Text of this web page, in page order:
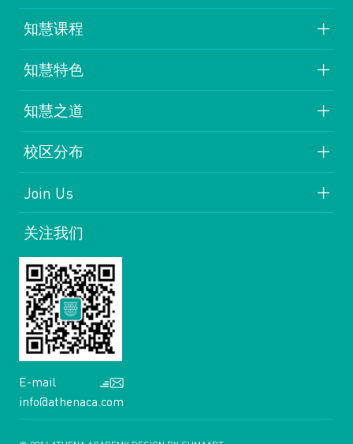
知慧课程
知慧特色
知慧之道
校区分布
Join Us
关注我们
E-mail
info@athenaca.com